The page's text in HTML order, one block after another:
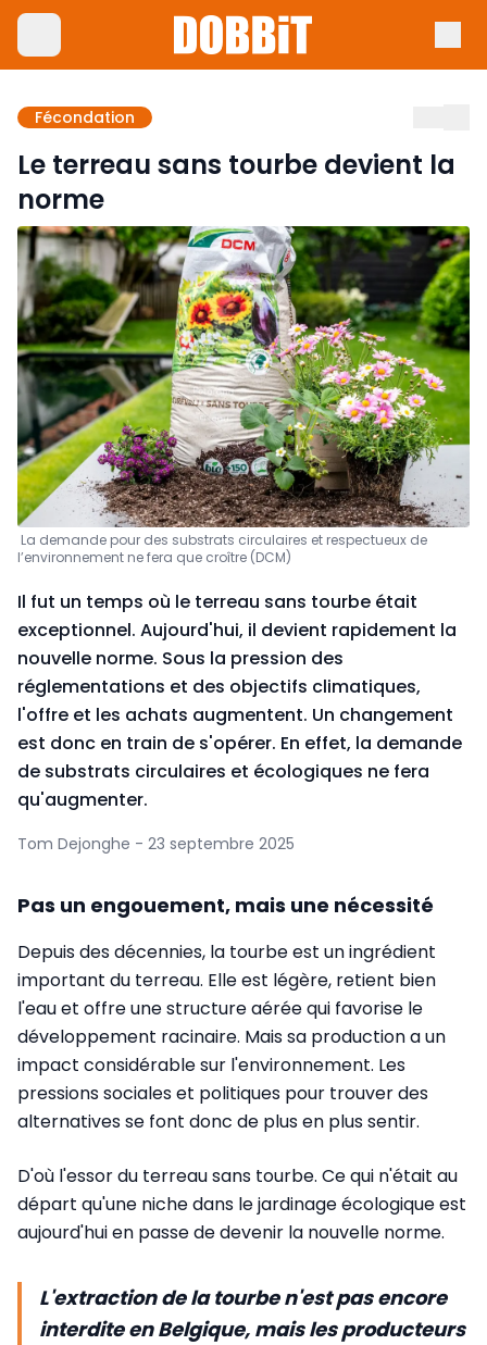
Fécondation
Le terreau sans tourbe devient la
norme
La demande pour des substrats circulaires et respectueux de
l’environnement ne fera que croître (DCM)
Il fut un temps où le terreau sans tourbe était
exceptionnel. Aujourd'hui, il devient rapidement la
nouvelle norme. Sous la pression des
réglementations et des objectifs climatiques,
l'offre et les achats augmentent. Un changement
est donc en train de s'opérer. En effet, la demande
de substrats circulaires et écologiques ne fera
qu'augmenter.
Tom Dejonghe - 23 septembre 2025
Pas un engouement, mais une nécessité
Depuis des décennies, la tourbe est un ingrédient
important du terreau. Elle est légère, retient bien
l'eau et offre une structure aérée qui favorise le
développement racinaire. Mais sa production a un
impact considérable sur l'environnement. Les
pressions sociales et politiques pour trouver des
alternatives se font donc de plus en plus sentir.
D'où l'essor du terreau sans tourbe. Ce qui n'était au
départ qu'une niche dans le jardinage écologique est
aujourd'hui en passe de devenir la nouvelle norme.
L'extraction de la tourbe n'est pas encore
interdite en Belgique, mais les producteurs